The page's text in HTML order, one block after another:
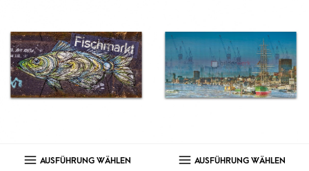
AUSFÜHRUNG WÄHLEN AUSFÜHRUNG WÄHLEN